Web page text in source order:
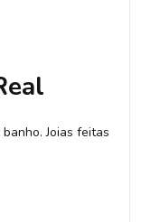
Joias feitas